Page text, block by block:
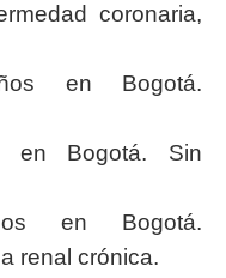
coronaria,
en Bogotá.
Bogotá. Sin
en Bogotá.
renal crónica.